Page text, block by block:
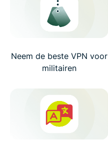
Neem de beste VPN voor
militairen